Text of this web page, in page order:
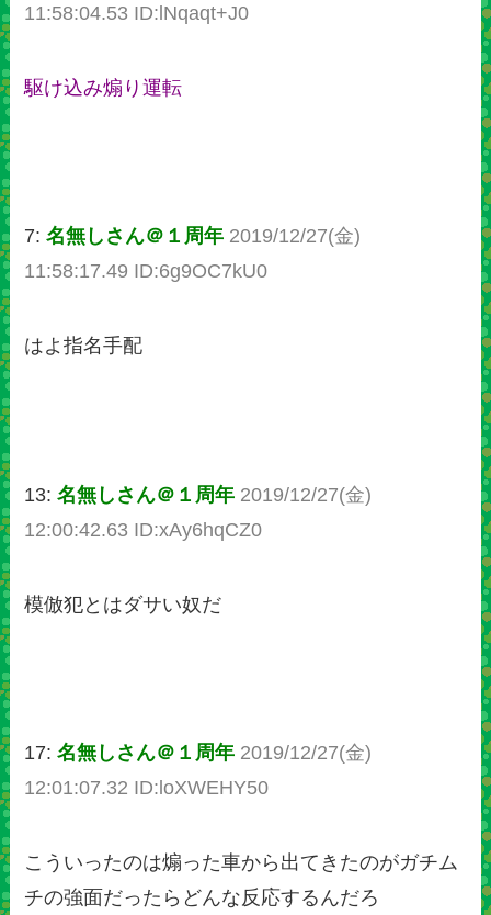
11:58:04.53 ID:lNqaqt+J0
駆け込み煽り運転
7:名無しさん＠１周年 2019/12/27(金)
11:58:17.49 ID:6g9OC7kU0
はよ指名手配
13:名無しさん＠１周年 2019/12/27(金)
12:00:42.63 ID:xAy6hqCZ0
模倣犯とはダサい奴だ
17:名無しさん＠１周年 2019/12/27(金)
12:01:07.32 ID:loXWEHY50
こういったのは煽った車から出てきたのがガチム
チの強面だったらどんな反応するんだろ